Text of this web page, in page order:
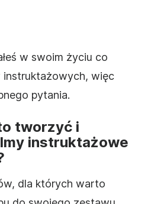
w swoim życiu co
instruktażowych, więc
pytania.
tworzyć i
instruktażowe
dla których warto